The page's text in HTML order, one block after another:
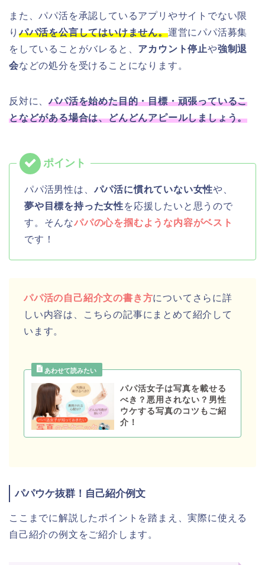
また、パパ活を承認しているアプリやサイトでない限
り パパ活を公言してはいけません。運営にパパ活募集
をしていることがバレると、 アカウント停止や強制退
会などの処分を受けることになります。
反対に、パパ活を始めた目的・目標・頑張っているこ
となどがある場合は、どんどんアピールしましょう。
パパ活男性は、 パパ活に慣れていない女性や、
夢や目標を持った女性を応援したいと思うので
す。そんなパパの心を掴むような内容がベスト
です！
パパ活の自己紹介文の書き方についてさらに詳
しい内容は、こちらの記事にまとめて紹介して
います。
パパ活女子は写真を載せる
べき？悪用されない？男性
ウケする写真のコツもご紹
介！
パパウケ抜群！自己紹介例文
ここまでに解説したポイントを踏まえ、実際に使える
自己紹介の例文をご紹介します。